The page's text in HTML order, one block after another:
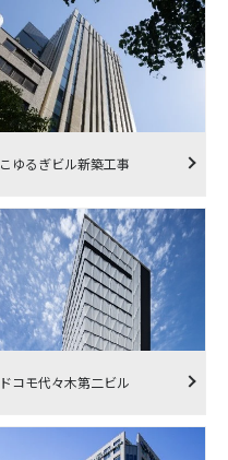
こゆるぎビル新築工事
ドコモ代々木第二ビル